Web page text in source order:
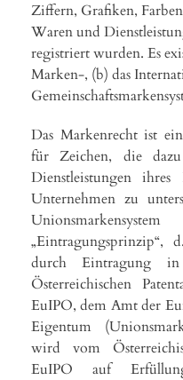
Ziffern, Grafiken,
Waren und
registriert wurden. Es
Marken-, (b) das
Das Markenrecht ist
für Zeichen, die
Dienstleistungen
Unternehmen zu
„Eintragungsprinzip“,
durch Eintragung
Österreichischen
EuIPO, dem Amt der
Eigentum
wird vom
EuIPO auf